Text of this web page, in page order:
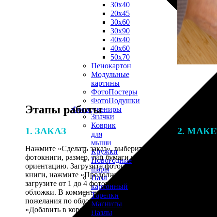
30х40
20х45
30х60
30х90
40х40
40х60
50х70
Пенокартон
Модульные
картины
ФотоПостеры
ФотоПодушки
Фотоcувениры
Значки
Коврик
для
мыши
Кружки
Новогодние
шары
Пазл
картонный
Тарелки
Магниты
Пазлы
Этапы работы
1. ЗАКАЗ
Нажмите «Сделать заказ», выберите тип
фотокниги, размер, тип бумаги и
ориентацию. Загрузите фотографии для
книги, нажмите «Продолжить» и
загрузите от 1 до 4 фотографий для
обложки. В комментарии оставьте свои
пожелания по обложке, нажмите
«Добавить в корзину».
2.